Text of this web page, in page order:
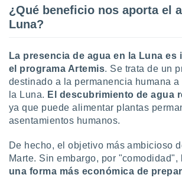
¿Qué beneficio nos aporta el
Luna?
La presencia de agua en la Luna es
el programa Artemis. Se trata de un
destinado a la permanencia humana
la Luna. El descubrimiento de agua
ya que puede alimentar plantas
asentamientos humanos.
De hecho, el objetivo más ambicioso
Marte. Sin embargo, por "comodidad",
una forma más económica de